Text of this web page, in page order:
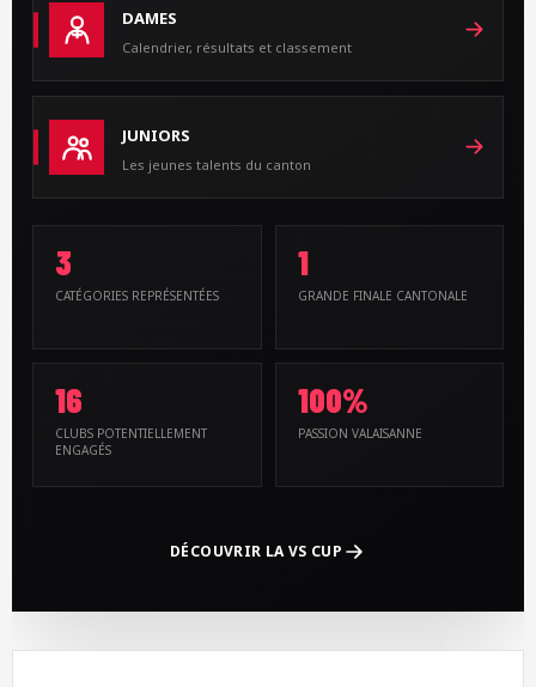
DAMES
Calendrier, résultats et classement
JUNIORS
Les jeunes talents du canton
3
CATÉGORIES REPRÉSENTÉES
1
GRANDE FINALE CANTONALE
16
CLUBS POTENTIELLEMENT
ENGAGÉS
100%
PASSION VALAISANNE
DÉCOUVRIR LA VS CUP